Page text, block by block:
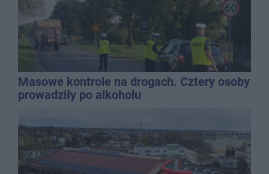
Masowe kontrole na drogach. Cztery osoby
prowadziły po alkoholu